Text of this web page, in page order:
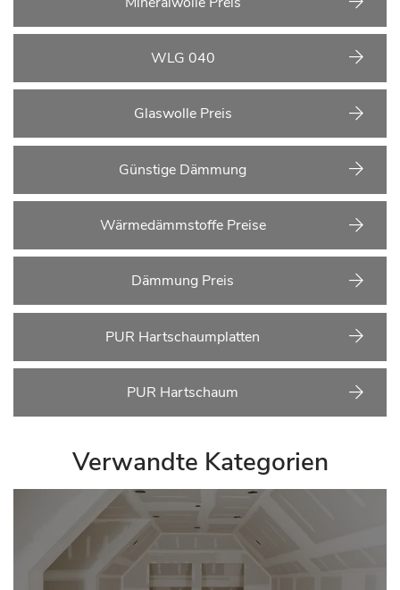
WLG 040
Glaswolle Preis
Günstige Dämmung
Wärmedämmstoffe Preise
Dämmung Preis
PUR Hartschaumplatten
PUR Hartschaum
Verwandte Kategorien